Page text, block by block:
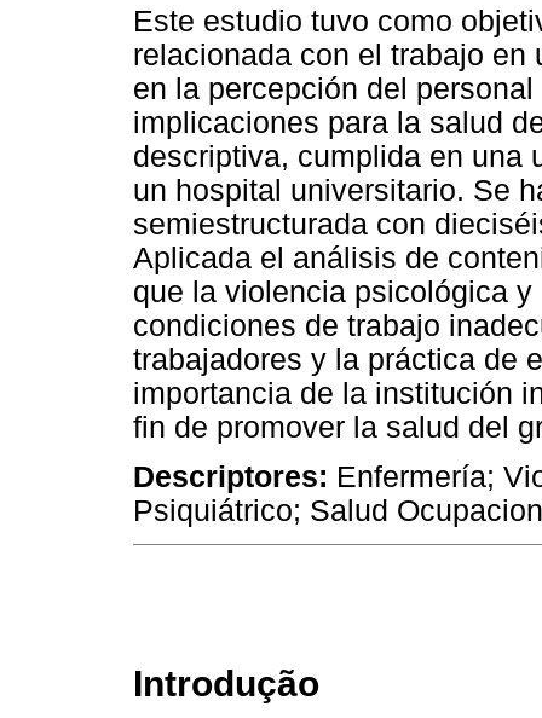
Este estudio tuvo como
relacionada con el trabajo
en la percepción del
implicaciones para la salud
descriptiva, cumplida en una
un hospital universitario. Se
semiestructurada con
Aplicada el análisis de
que la violencia psicológica
condiciones de trabajo
trabajadores y la práctica de
importancia de la institución
fin de promover la salud del
Descriptores: Enfermería;
Psiquiátrico; Salud
Introdução